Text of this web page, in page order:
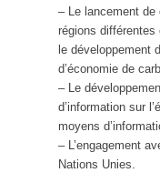
– Le lancement de
régions différentes
le développement
d’économie de
– Le
d’information sur
moyens
– L’engagement
Nations Unies.